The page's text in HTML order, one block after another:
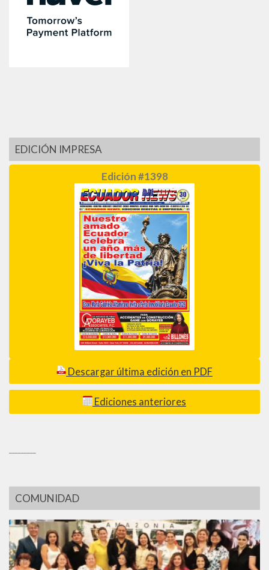
EDICIÓN IMPRESA
Edición #1398
Descargar última edición en PDF
Ediciones anteriores
COMUNIDAD